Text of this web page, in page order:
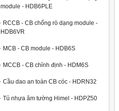
module - HDB6PLE
RCCB - CB chống rò dạng module -
HDB6VR
MCB - CB module - HDB6S
MCCB - CB chỉnh định - HDM6S
Cầu dao an toàn CB cóc - HDRN32
Tủ nhựa âm tường Himel - HDPZ50